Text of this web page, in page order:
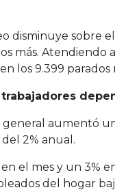
disminuye sobre
más.
los 9.399
aumentó
2% anual.
el mes y un 3%
del hogar